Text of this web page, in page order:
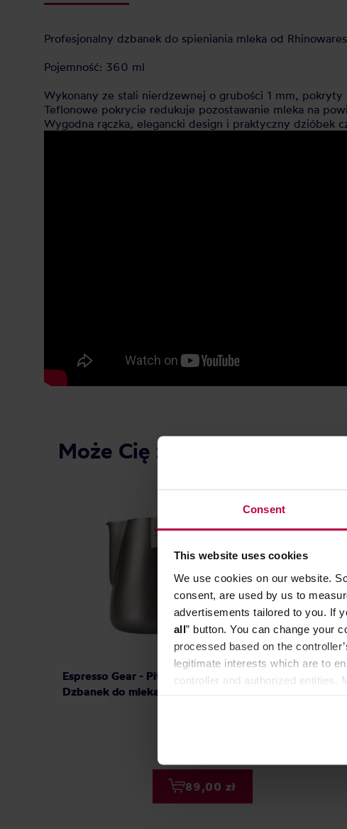
Consent
This website uses cookies
We use cookies on our website.
consent, are used by us to
advertisements tailored to you. If
all” button. You can change your
processed based on the
legitimate interests which are to
controller and authorized entities.
Profesjonalny dzbanek do spieniania mleka od
Pojemność: 360 ml
Wykonany ze stali nierdzewnej o grubości 1 mm,
Teflonowe pokrycie redukuje pozostawanie mleka na
Wygodna rączka, elegancki design i praktyczny dzióbek
Może Cię zainteresować
Espresso Gear - Pitcher Black -
Dzbanek do mleka 0,35l
89,00 zł
Rhino